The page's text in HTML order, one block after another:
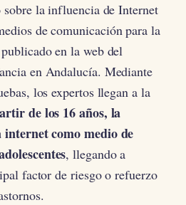
la influencia de Internet
de comunicación para la
en la web del
en Andalucía. Mediante
los expertos llegan a la
de los 16 años, la
internet como medio de
, llegando a
factor de riesgo o refuerzo